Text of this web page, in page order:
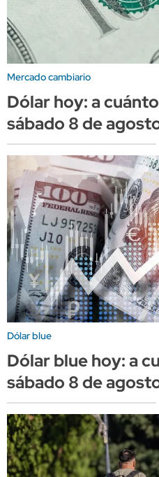
Mercado cambiario
Dólar hoy: a
sábado 8 de
Dólar blue
Dólar blue hoy: a
sábado 8 de